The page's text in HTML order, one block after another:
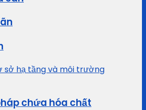
sở hạ tầng và môi trường
chứa hóa chất